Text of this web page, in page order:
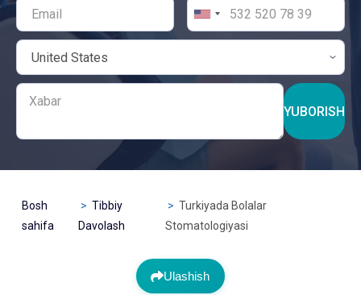
YUBORISH
Bosh
sahifa
Tibbiy
Davolash
Turkiyada Bolalar
Stomatologiyasi
Ulashish